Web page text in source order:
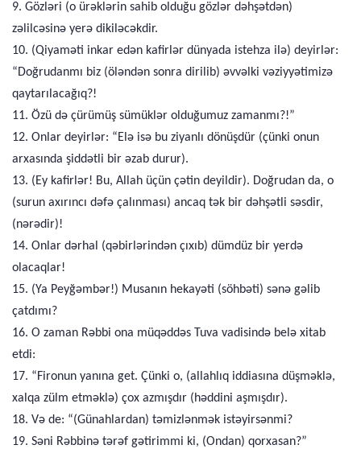
9. Gözləri (o ürəklərin sahib olduğu gözlər dəhşətdən)
zəlilcəsinə yerə dikiləcəkdir.
10. (Qiyaməti inkar edən kafirlər dünyada istehza ilə) deyirlər:
“Doğrudanmı biz (öləndən sonra dirilib) əvvəlki vəziyyətimizə
qaytarılacağıq?!
11. Özü də çürümüş sümüklər olduğumuz zamanmı?!”
12. Onlar deyirlər: “Elə isə bu ziyanlı dönüşdür (çünki onun
arxasında şiddətli bir əzab durur).
13. (Ey kafirlər! Bu, Allah üçün çətin deyildir). Doğrudan da, o
(surun axırıncı dəfə çalınması) ancaq tək bir dəhşətli səsdir,
(nərədir)!
14. Onlar dərhal (qəbirlərindən çıxıb) dümdüz bir yerdə
olacaqlar!
15. (Ya Peyğəmbər!) Musanın hekayəti (söhbəti) sənə gəlib
çatdımı?
16. O zaman Rəbbi ona müqəddəs Tuva vadisində belə xitab
etdi:
17. “Fironun yanına get. Çünki o, (allahlıq iddiasına düşməklə,
xalqa zülm etməklə) çox azmışdır (həddini aşmışdır).
18. Və de: “(Günahlardan) təmizlənmək istəyirsənmi?
19. Səni Rəbbinə tərəf gətirimmi ki, (Ondan) qorxasan?”